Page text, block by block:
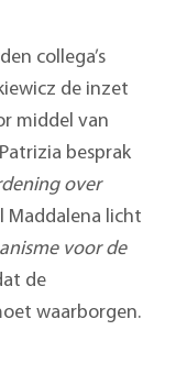
collega’s
de inzet
middel van
besprak
over
Maddalena licht
voor de
de
waarborgen.